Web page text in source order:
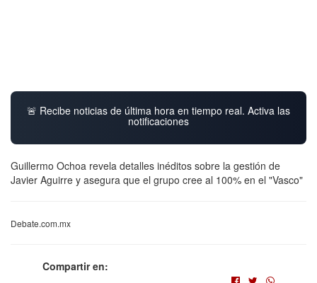
🚨 Recibe noticias de última hora en tiempo real. Activa las
notificaciones
Guillermo Ochoa revela detalles inéditos sobre la gestión de
Javier Aguirre y asegura que el grupo cree al 100% en el "Vasco"
Debate.com.mx
Compartir en: